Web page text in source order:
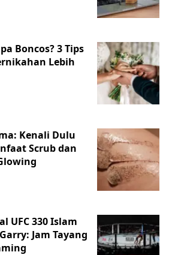
Boncos? 3 Tips
Lebih
Kenali Dulu
Scrub dan
UFC 330 Islam
Jam Tayang